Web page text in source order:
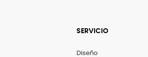
SERVICIO
Diseño